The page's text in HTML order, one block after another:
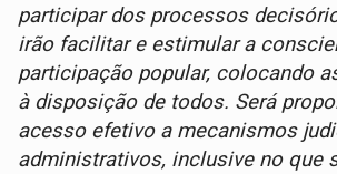
participar dos processos
irão facilitar e estimular a
participação popular, colocando
à disposição de todos. Será
acesso efetivo a mecanismos
administrativos, inclusive no que